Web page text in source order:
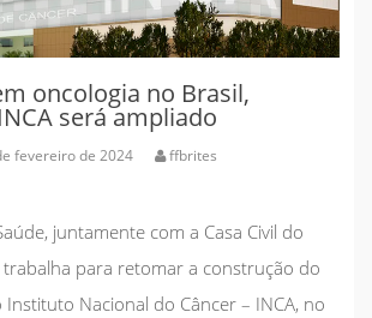
oncologia no Brasil,
será ampliado
fevereiro de 2024 ffbrites
juntamente com a Casa Civil do
para retomar a construção do
Nacional do Câncer – INCA, no